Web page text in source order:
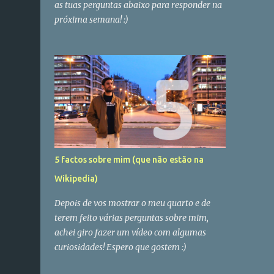
as tuas perguntas abaixo para responder na
próxima semana! :)
5 factos sobre mim (que não estão na
Wikipedia)
Depois de vos mostrar o meu quarto e de
terem feito várias perguntas sobre mim,
achei giro fazer um vídeo com algumas
curiosidades! Espero que gostem :)